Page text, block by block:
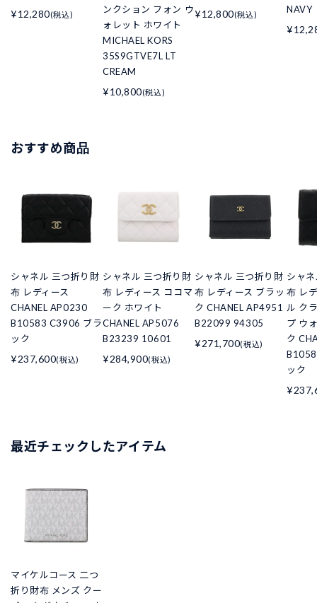
¥12,280(税込)
ンクション フォン ウ
ォレット ホワイト
MICHAEL KORS
35S9GTVE7L LT
CREAM
¥10,800(税込)
¥12,800(税込)
NAVY
おすすめ商品
シャネル 三つ折り財
布 レディース
CHANEL AP0230
B10583 C3906 ブラ
ック
¥237,600(税込)
シャネル 三つ折り財
布 レディース ココマ
ーク ホワイト
CHANEL AP5076
B23239 10601
¥284,900(税込)
シャネル 三つ折り財
布 レディース ブラッ
ク CHANEL AP4951
B22099 94305
¥271,700(税込)
シャ
布 レ
ル ク
プ ウ
ク
ック
最近チェックしたアイテム
マイケルコース 二つ
折り財布 メンズ クー